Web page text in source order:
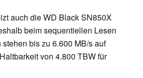
auch die WD Black SN850X
beim sequentiellen Lesen
bis zu 6.600 MB/s auf
von 4.800 TBW für